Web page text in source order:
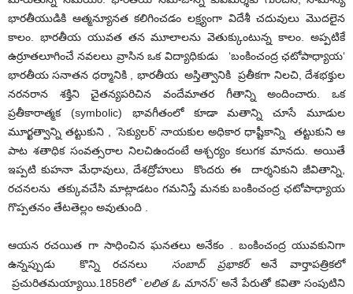
భారతీయుడికి ఆత్మన్యూనత కలిగించడం లక్ష్యంగా విదేశీ చదువులు మొదలైన
కాలం. భారతీయ యువత తన మూలాలను వెతుక్కుంటున్న కాలం. అప్పటికే
ఉర్రూతలూగించే నవలలు వ్రాసిన ఒక విద్యాధికుడు ‘బంకించంద్ర ఛటోపాధ్యాయ‘
భారతీయ సనాతన ధర్మానికి , భారతీయ అస్తిత్వానికి ప్రతీకగా నిలచి, దేశభక్తుల
నరనరాన శక్తిని చైతన్యపరిచిన వందేమాతర గీతాన్ని అందించారు. ఒక
ప్రతీకారాత్మక (symbolic) భావగీతంలో కూడా మతాన్ని చూసే మూడుల
మూర్ఖత్వాన్ని తట్టుకుని , ‘సెక్యులర్’ నాయకుల అధికార ధాష్టీకాన్ని తట్టుకుని ఆ
పాట శతాధిక సంవత్సరాల నిలచిఉందంటే ఆశ్చర్యం కలుగక మానదు. అయితే
ఇప్పటి కుహనా మేధావులు, దేశద్రోహులు కొందరు ఈ దార్శనికుని జీవితాన్ని,
రచనలను తక్కువచేసి మాట్లాడటం గమనిస్తే మనకు బంకించంద్ర ఛటోపాధ్యాయ
గొప్పతనం తేటతెల్లం అవుతుంది .
ఆయన రచయిత గా సాధించిన ఘనతలు అనేకం . బంకించంద్ర యువకునిగా
ఉన్నప్పుడు కొన్ని రచనలు
సంబాద్ ప్రభాకర్అనే వార్తాపత్రికలో
ప్రచురితమయ్యాయి.1858లో `లలిత ఓ మానస్’అనే పేరుతో కవితా సంపుటిని